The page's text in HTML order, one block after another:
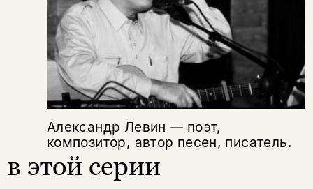
Александр Левин — поэт,
композитор, автор песен, писатель.
в этой серии
Копировать
ссылку
Вконтакте Телеграм Дзен